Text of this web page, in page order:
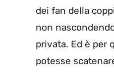
dei fan della
non
privata. Ed è per
potesse